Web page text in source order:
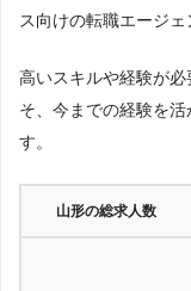
ス向けの転職エージェ
高いスキルや経験が
そ、今までの経験を
す。
山形の総求人数